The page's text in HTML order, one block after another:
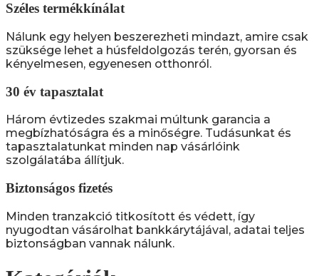
Széles termékkínálat
Nálunk egy helyen beszerezheti mindazt, amire csak
szüksége lehet a húsfeldolgozás terén, gyorsan és
kényelmesen, egyenesen otthonról.
30 év tapasztalat
Három évtizedes szakmai múltunk garancia a
megbízhatóságra és a minőségre. Tudásunkat és
tapasztalatunkat minden nap vásárlóink
szolgálatába állítjuk.
Biztonságos fizetés
Minden tranzakció titkosított és védett, így
nyugodtan vásárolhat bankkárytájával, adatai teljes
biztonságban vannak nálunk.